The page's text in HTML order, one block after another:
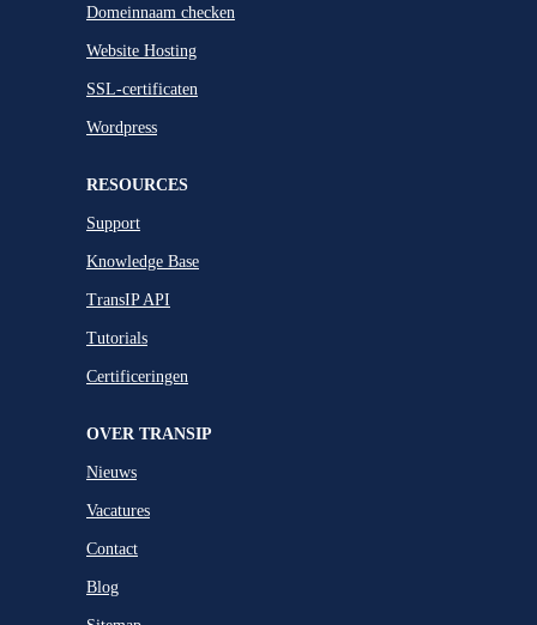
Domeinnaam checken
Website Hosting
SSL-certificaten
Wordpress
RESOURCES
Support
Knowledge Base
TransIP API
Tutorials
Certificeringen
OVER TRANSIP
Nieuws
Vacatures
Contact
Blog